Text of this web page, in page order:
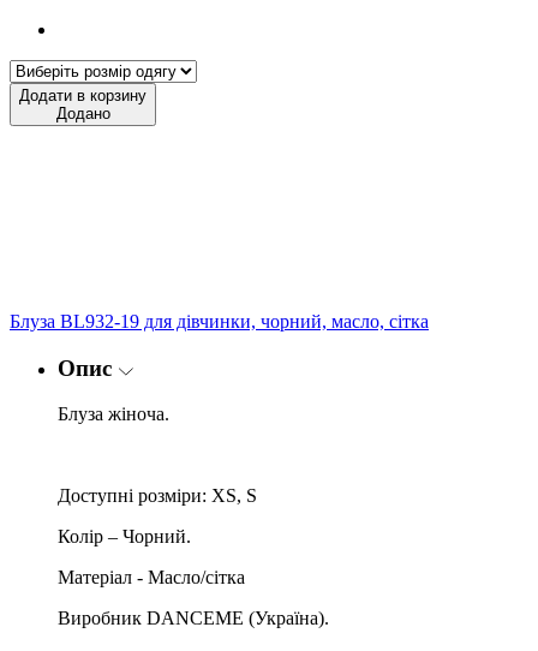
Додати в корзину
Додано
Блуза BL932-19 для дівчинки, чорний, масло, сітка
Опис
Блуза жіноча.
Доступні розміри: XS, S
Колір – Чорний.
Матеріал - Масло/сітка
Виробник DANCEME (Україна).